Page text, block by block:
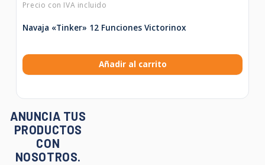
Navaja «Tinker» 12 Funciones Victorinox
Añadir al carrito
ANUNCIA TUS
PRODUCTOS
CON
NOSOTROS.